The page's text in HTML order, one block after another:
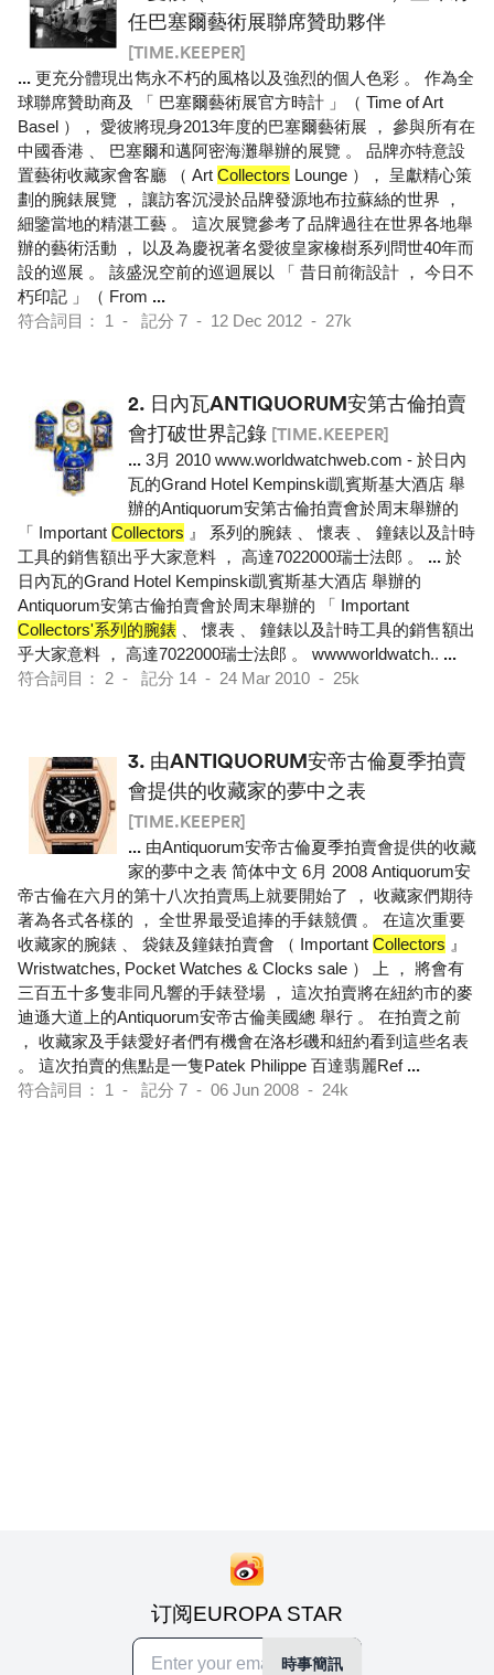
任巴塞爾藝術展聯席贊助夥伴
[TIME.KEEPER]
... 更充分體現出雋永不朽的風格以及強烈的個人色彩 。 作為全
球聯席贊助商及 「 巴塞爾藝術展官方時計 」（ Time of Art
Basel ）， 愛彼將現身2013年度的巴塞爾藝術展 ， 參與所有在
中國香港 、 巴塞爾和邁阿密海灘舉辦的展覽 。 品牌亦特意設
置藝術收藏家會客廳 （ Art Collectors Lounge ）， 呈獻精心策
劃的腕錶展覽 ， 讓訪客沉浸於品牌發源地布拉蘇絲的世界 ，
細鑒當地的精湛工藝 。 這次展覽參考了品牌過往在世界各地舉
辦的藝術活動 ， 以及為慶祝著名愛彼皇家橡樹系列問世40年而
設的巡展 。 該盛況空前的巡迴展以 「 昔日前衛設計 ， 今日不
朽印記 」（ From ...
符合詞目： 1 - 記分 7 - 12 Dec 2012 - 27k
2. 日內瓦ANTIQUORUM安第古倫拍賣
會打破世界記錄 [TIME.KEEPER]
... 3月 2010 www.worldwatchweb.com - 於日內
瓦的Grand Hotel Kempinski凱賓斯基大酒店 舉
辦的Antiquorum安第古倫拍賣會於周末舉辦的
「 Important Collectors 』 系列的腕錶 、 懷表 、 鐘錶以及計時
工具的銷售額出乎大家意料 ， 高達7022000瑞士法郎 。 ... 於
日內瓦的Grand Hotel Kempinski凱賓斯基大酒店 舉辦的
Antiquorum安第古倫拍賣會於周末舉辦的 「 Important
Collectors'系列的腕錶 、 懷表 、 鐘錶以及計時工具的銷售額出
乎大家意料 ， 高達7022000瑞士法郎 。 wwwworldwatch.. ...
符合詞目： 2 - 記分 14 - 24 Mar 2010 - 25k
3. 由ANTIQUORUM安帝古倫夏季拍賣
會提供的收藏家的夢中之表
[TIME.KEEPER]
... 由Antiquorum安帝古倫夏季拍賣會提供的收藏
家的夢中之表 简体中文 6月 2008 Antiquorum安
帝古倫在六月的第十八次拍賣馬上就要開始了 ， 收藏家們期待
著為各式各樣的 ， 全世界最受追捧的手錶競價 。 在這次重要
收藏家的腕錶 、 袋錶及鐘錶拍賣會 （ Important Collectors 』
Wristwatches, Pocket Watches & Clocks sale ） 上 ， 將會有
三百五十多隻非同凡響的手錶登場 ， 這次拍賣將在紐約市的麥
迪遜大道上的Antiquorum安帝古倫美國總 舉行 。 在拍賣之前
， 收藏家及手錶愛好者們有機會在洛杉磯和紐約看到這些名表
。 這次拍賣的焦點是一隻Patek Philippe 百達翡麗Ref ...
符合詞目： 1 - 記分 7 - 06 Jun 2008 - 24k
订阅EUROPA STAR
時事簡訊